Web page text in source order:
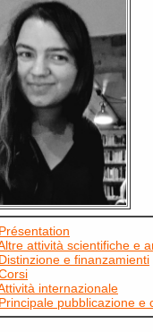
Présentation
attività scientifiche e
Distinzione e finanzamienti
internazionale
Principale pubblicazione e